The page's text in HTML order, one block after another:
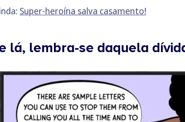
Super-heroína salva casamento!
lá, lembra-se daquela